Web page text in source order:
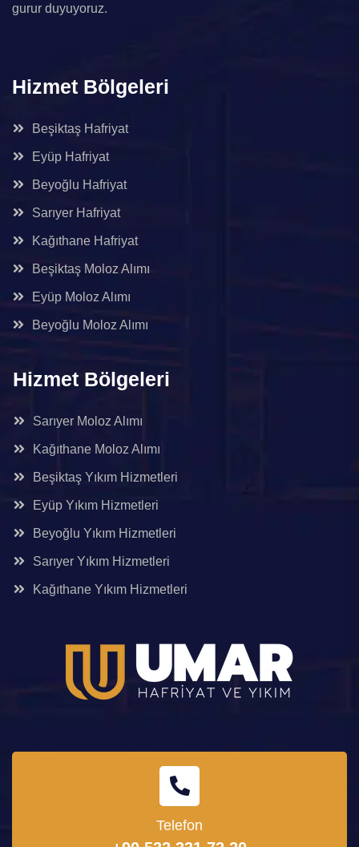
gurur duyuyoruz.
Hizmet Bölgeleri
Beşiktaş Hafriyat
Eyüp Hafriyat
Beyoğlu Hafriyat
Sarıyer Hafriyat
Kağıthane Hafriyat
Beşiktaş Moloz Alımı
Eyüp Moloz Alımı
Beyoğlu Moloz Alımı
Hizmet Bölgeleri
Sarıyer Moloz Alımı
Kağıthane Moloz Alımı
Beşiktaş Yıkım Hizmetleri
Eyüp Yıkım Hizmetleri
Beyoğlu Yıkım Hizmetleri
Sarıyer Yıkım Hizmetleri
Kağıthane Yıkım Hizmetleri
Telefon